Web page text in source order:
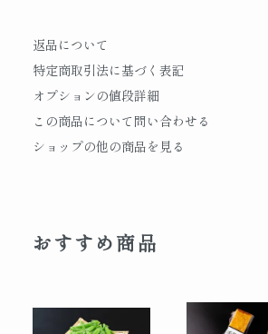
返品について
特定商取引法に基づく表記
オプションの値段詳細
この商品について問い合わせる
ショップの他の商品を見る
おすすめ商品